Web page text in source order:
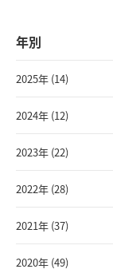
年別
2025年 (14)
2024年 (12)
2023年 (22)
2022年 (28)
2021年 (37)
2020年 (49)